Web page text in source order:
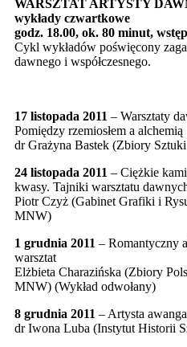
WARSZTAT ARTYSTY
wykłady czwartkowe
godz. 18.00, ok. 80 minut,
Cykl wykładów poświęcony
dawnego i współczesnego.
17 listopada 2011 – Warsztaty
Pomiędzy rzemiosłem a alchemią
dr Grażyna Bastek (Zbiory
24 listopada 2011 – Ciężkie
kwasy. Tajniki warsztatu
Piotr Czyż (Gabinet Grafiki i
MNW)
1 grudnia 2011 – Romantyczny
warsztat
Elżbieta Charazińska (Zbiory
MNW) (Wykład odwołany)
8 grudnia 2011 – Artysta
dr Iwona Luba (Instytut Historii